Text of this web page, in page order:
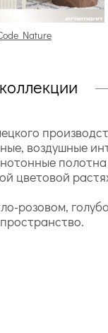
Nature
воздушные
цветовой
розовом,